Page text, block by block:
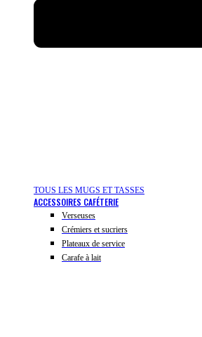
TOUS LES MUGS ET TASSES
ACCESSOIRES CAFÉTERIE
Verseuses
Crémiers et sucriers
Plateaux de service
Carafe à lait